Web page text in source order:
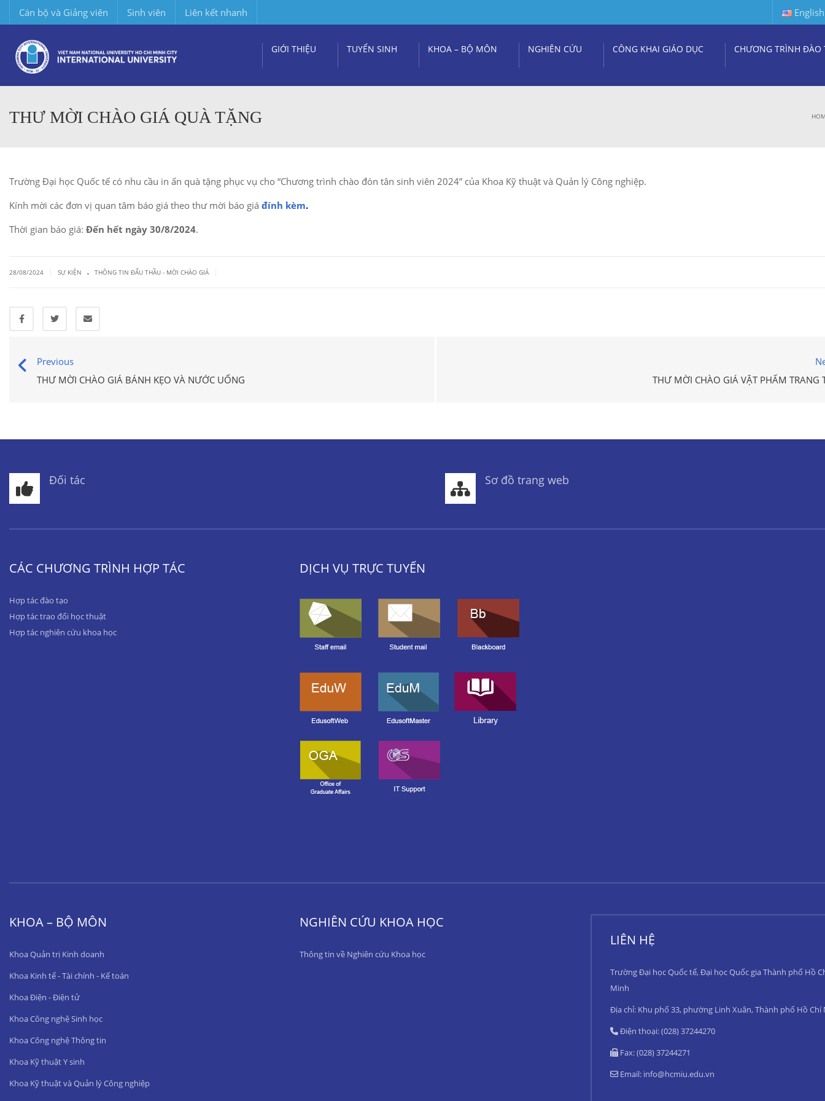
Cán bộ và Giảng viên Sinh viên Liên kết nhanh English
GIỚI THIỆU TUYỂN SINH KHOA – BỘ MÔN NGHIÊN CỨU CÔNG KHAI GIÁO DỤC CHƯƠNG TRÌNH ĐÀO
THƯ MỜI CHÀO GIÁ QUÀ TẶNG
Trường Đại học Quốc tế có nhu cầu in ấn quà tặng phục vụ cho “Chương trình chào đón tân sinh viên 2024” của Khoa Kỹ thuật và Quản lý Công nghiệp.
Kính mời các đơn vị quan tâm báo giá theo thư mời báo giá đính kèm.
Thời gian báo giá: Đến hết ngày 30/8/2024.
28/08/2024 SỰ KIỆN . THÔNG TIN ĐẤU THẦU - MỜI CHÀO GIÁ
Previous
THƯ MỜI CHÀO GIÁ BÁNH KẸO VÀ NƯỚC UỐNG
THƯ MỜI CHÀO GIÁ VẬT PHẨM TRANG
Đối tác Sơ đồ trang web
CÁC CHƯƠNG TRÌNH HỢP TÁC
Hợp tác đào tạo
Hợp tác trao đổi học thuật
Hợp tác nghiên cứu khoa học
DỊCH VỤ TRỰC TUYẾN
KHOA – BỘ MÔN
Khoa Quản trị Kinh doanh
Khoa Kinh tế - Tài chính - Kế toán
Khoa Điện - Điện tử
Khoa Công nghệ Sinh học
Khoa Công nghệ Thông tin
Khoa Kỹ thuật Y sinh
Khoa Kỹ thuật và Quản lý Công nghiệp
NGHIÊN CỨU KHOA HỌC
Thông tin về Nghiên cứu Khoa học
LIÊN HỆ
Trường Đại học Quốc tế, Đại học Quốc gia Thành phố Hồ
Minh
Địa chỉ: Khu phố 33, phường Linh Xuân, Thành phố Hồ Chí
Điện thoại: (028) 37244270
Fax: (028) 37244271
Email: info@hcmiu.edu.vn